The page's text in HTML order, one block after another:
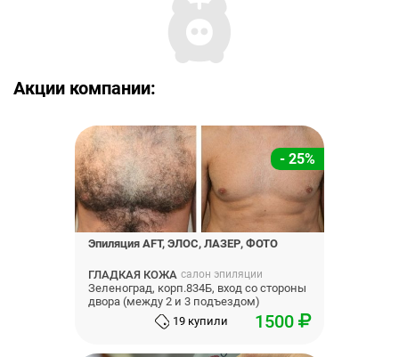
Акции компании:
- 25%
Эпиляция AFT, ЭЛОС, ЛАЗЕР, ФОТО
ГЛАДКАЯ КОЖА салон эпиляции
Зеленоград, корп.834Б, вход со стороны
двора (между 2 и 3 подъездом)
19 купили
1500